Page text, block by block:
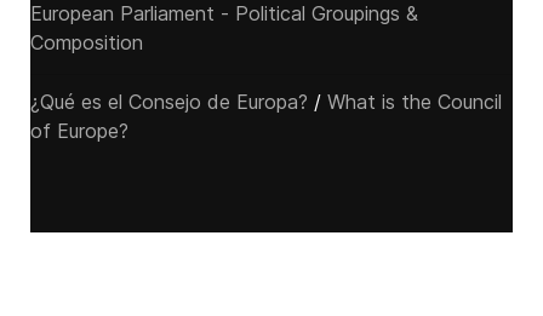
European Parliament - Political Groupings &
Composition
¿Qué es el Consejo de Europa? / What is the Council
of Europe?